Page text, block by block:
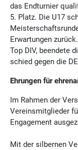
das Endturnier
5. Platz. Die U17
Erwartungen
Top DIV, beendete
schied gegen die
Ehrungen für
Im Rahmen der
Vereinsmitglieder
Engagement
Mit der silbernen